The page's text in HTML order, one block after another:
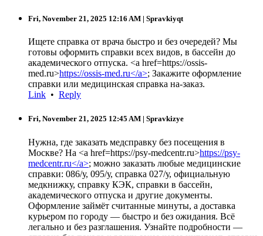
Fri, November 21, 2025 12:16 AM | Spravkiyqt
Ищете справка от врача быстро и без очередей? Мы
готовы оформить справки всех видов, в бассейн до
академического отпуска. <a href=https://ossis-
med.ru>https://ossis-med.ru</a>; Закажите оформление
справки или медицинская справка на-заказ.
Link • Reply
Fri, November 21, 2025 12:45 AM | Spravkizye
Нужна, где заказать медсправку без посещения в
Москве? На <a href=https://psy-medcentr.ru>https://psy-
medcentr.ru</a>; можно заказать любые медицинские
справки: 086/у, 095/у, справка 027/у, официальную
медкнижку, справку КЭК, справки в бассейн,
академического отпуска и другие документы.
Оформление займёт считанные минуты, а доставка
курьером по городу — быстро и без ожидания. Всё
легально и без разглашения. Узнайте подробности —